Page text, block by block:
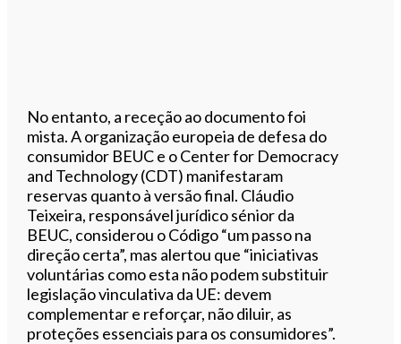
No entanto, a receção ao documento foi
mista. A organização europeia de defesa do
consumidor BEUC e o Center for Democracy
and Technology (CDT) manifestaram
reservas quanto à versão final. Cláudio
Teixeira, responsável jurídico sénior da
BEUC, considerou o Código “um passo na
direção certa”, mas alertou que “iniciativas
voluntárias como esta não podem substituir
legislação vinculativa da UE: devem
complementar e reforçar, não diluir, as
proteções essenciais para os consumidores”.